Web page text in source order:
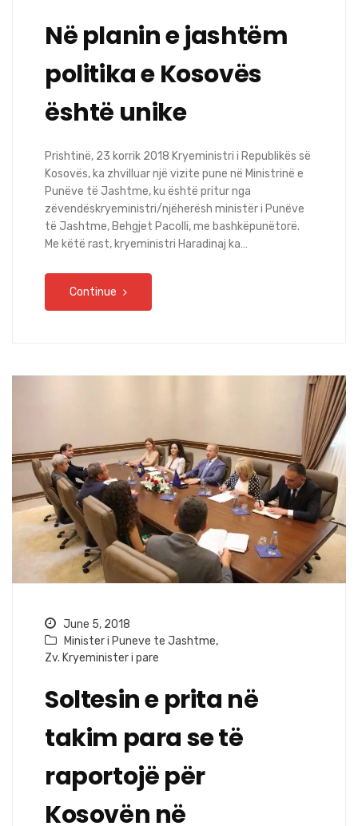
Në planin e jashtëm
politika e Kosovës
është unike
Prishtinë, 23 korrik 2018 Kryeministri i Republikës së
Kosovës, ka zhvilluar një vizite pune në Ministrinë e
Punëve të Jashtme, ku është pritur nga
zëvendëskryeministri/njëherësh ministër i Punëve
të Jashtme, Behgjet Pacolli, me bashkëpunëtorë.
Me këtë rast, kryeministri Haradinaj ka…
Continue
June 5, 2018
Minister i Puneve te Jashtme,
Zv. Kryeminister i pare
Soltesin e prita në
takim para se të
raportojë për
Kosovën në